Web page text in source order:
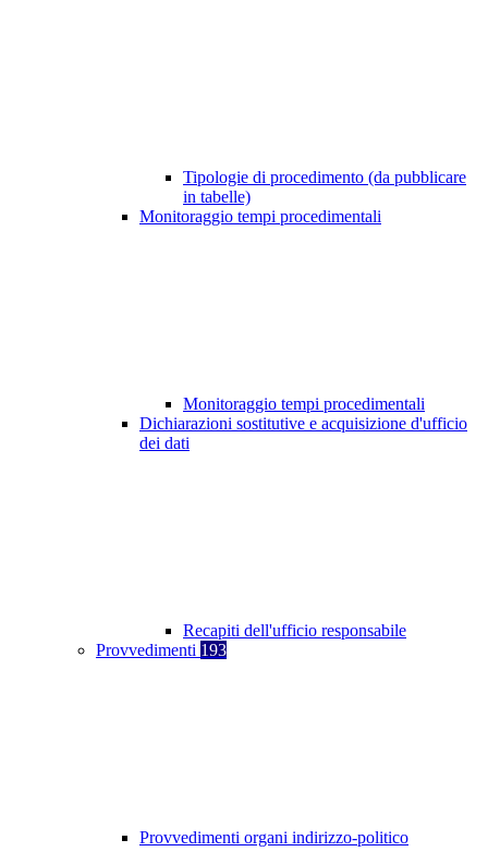
Tipologie di procedimento (da pubblicare
in tabelle)
Monitoraggio tempi procedimentali
Monitoraggio tempi procedimentali
Dichiarazioni sostitutive e acquisizione d'ufficio
dei dati
Recapiti dell'ufficio responsabile
Provvedimenti 193
Provvedimenti organi indirizzo-politico